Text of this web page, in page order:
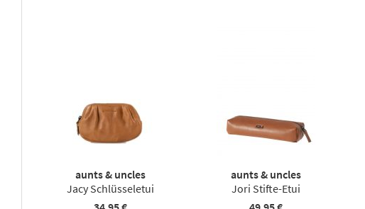
aunts & uncles
Jacy Schlüsseletui
aunts & uncles
Jori Stifte-Etui